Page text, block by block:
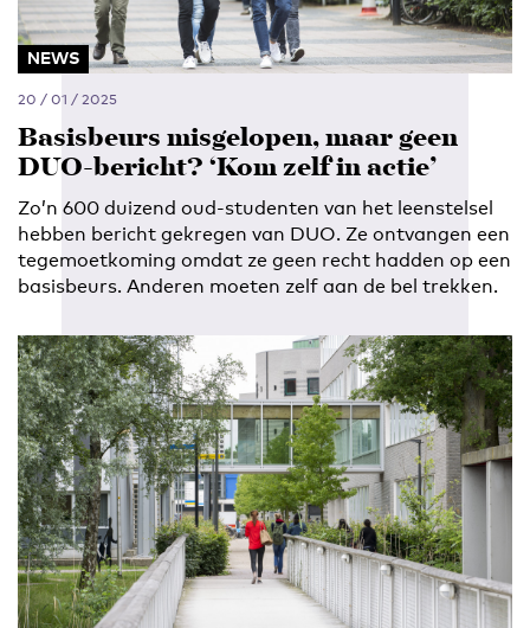
NEWS
20 / 01 / 2025
Basisbeurs misgelopen, maar geen
DUO-bericht? ‘Kom zelf in actie’
Zo’n 600 duizend oud-studenten van het leenstelsel
hebben bericht gekregen van DUO. Ze ontvangen een
tegemoetkoming omdat ze geen recht hadden op een
basisbeurs. Anderen moeten zelf aan de bel trekken.